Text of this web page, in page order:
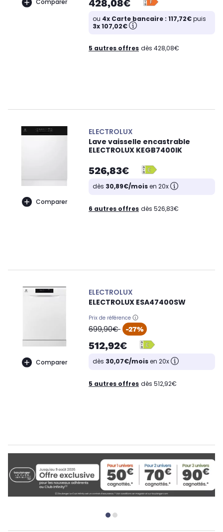
Comparer 428,08€
ou 4x Carte bancaire : 117,72€puis
3x 107,02€
5 autres offres dès 428,08€
Comparer
ELECTROLUX
Lave vaisselle encastrable
ELECTROLUX KEGB7400IK
526,83€
dès 30,89€/moisen 20x
6 autres offres dès 526,83€
Comparer
ELECTROLUX
ELECTROLUX ESA47400SW
Prix de référence
oldPrice
699,90€ -27%
512,92€
dès 30,07€/moisen 20x
5 autres offres dès 512,92€